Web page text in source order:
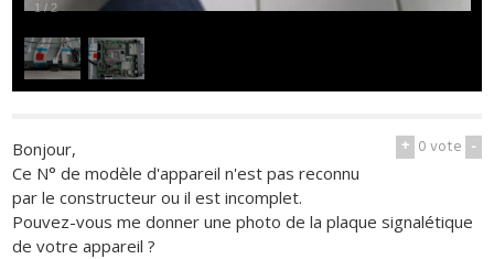
1 / 2
+ 0vote -
Bonjour,
Ce N° de modèle d'appareil n'est pas reconnu
par le constructeur ou il est incomplet.
Pouvez-vous me donner une photo de la plaque signalétique
de votre appareil ?